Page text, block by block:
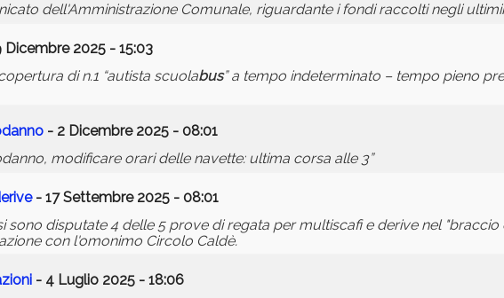
dell'Amministrazione Comunale, riguardante i fondi raccolti negli
Dicembre 2025 - 15:03
di n.1 “autista scuolabus” a tempo indeterminato – tempo pieno
- 2 Dicembre 2025 - 08:01
modificare orari delle navette: ultima corsa alle 3”
- 17 Settembre 2025 - 08:01
sono disputate 4 delle 5 prove di regata per multiscafi e derive nel
con l'omonimo Circolo Caldè.
- 4 Luglio 2025 - 18:06